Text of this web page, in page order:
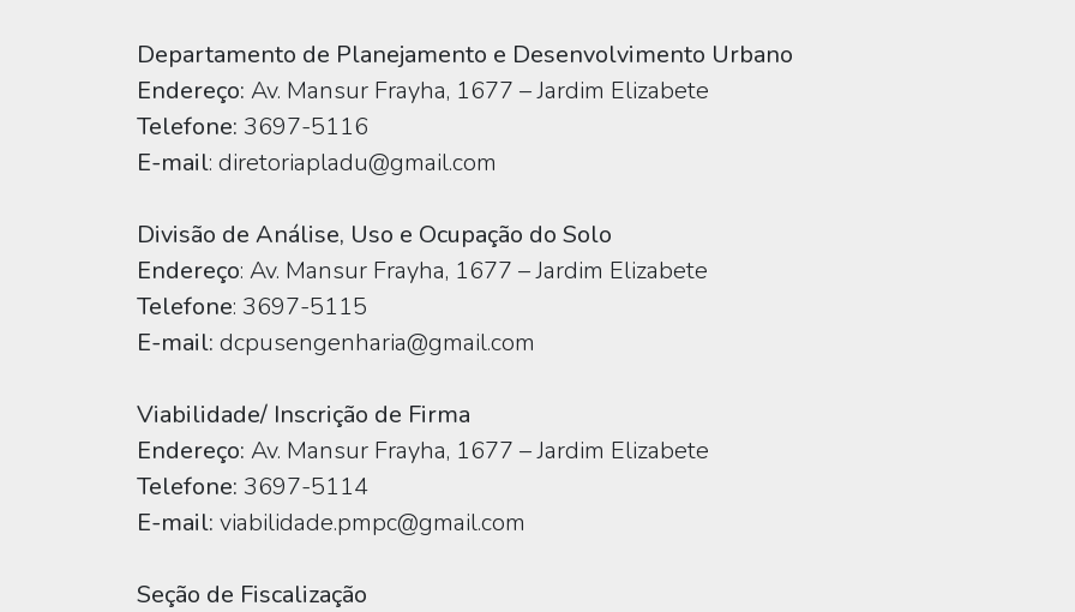
Departamento de Planejamento e Desenvolvimento Urbano
Endereço: Av. Mansur Frayha, 1677 – Jardim Elizabete
Telefone: 3697-5116
E-mail: diretoriapladu@gmail.com
Divisão de Análise, Uso e Ocupação do Solo
Endereço: Av. Mansur Frayha, 1677 – Jardim Elizabete
Telefone: 3697-5115
E-mail: dcpusengenharia@gmail.com
Viabilidade/ Inscrição de Firma
Endereço: Av. Mansur Frayha, 1677 – Jardim Elizabete
Telefone: 3697-5114
E-mail: viabilidade.pmpc@gmail.com
Seção de Fiscalização